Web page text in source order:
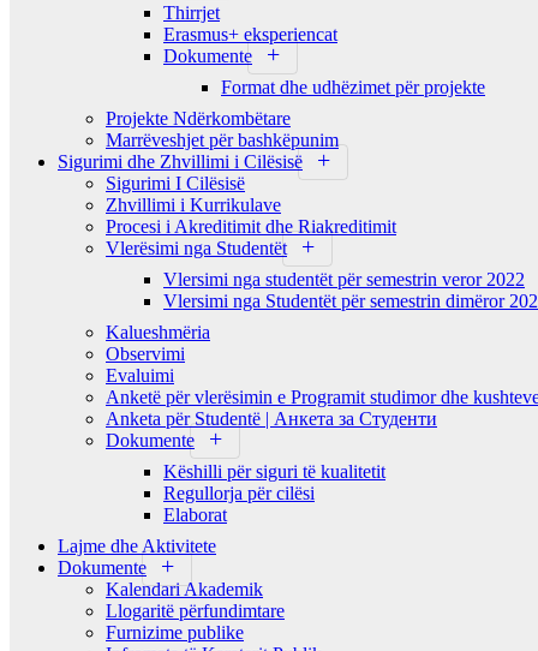
Thirrjet
Erasmus+ eksperiencat
Dokumente
Format dhe udhëzimet për projekte
Projekte Ndërkombëtare
Marrëveshjet për bashkëpunim
Sigurimi dhe Zhvillimi i Cilësisë
Sigurimi I Cilësisë
Zhvillimi i Kurrikulave
Procesi i Akreditimit dhe Riakreditimit
Vlerësimi nga Studentët
Vlersimi nga studentët për semestrin veror 2022
Vlersimi nga Studentët për semestrin dimëror
Kalueshmëria
Observimi
Evaluimi
Anketë për vlerësimin e Programit studimor dhe
Anketa për Studentë | Анкета за Студенти
Dokumente
Këshilli për siguri të kualitetit
Regullorja për cilësi
Elaborat
Lajme dhe Aktivitete
Dokumente
Kalendari Akademik
Llogaritë përfundimtare
Furnizime publike